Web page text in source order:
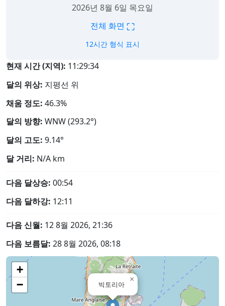
2026년 8월 6일 목요일
전체 화면 ⛶
12시간 형식 표시
현재 시간 (지역): 11:29:35
달의 위상: 지평선 위
채움 정도: 46.3%
달의 방향: WNW (293.2°)
달의 고도: 9.14°
달 거리: N/A km
다음 달상승: 00:54
다음 달하강: 12:11
다음 신월: 12 8월 2026, 21:36
다음 보름달: 28 8월 2026, 08:18
빅토리아
×
+
−